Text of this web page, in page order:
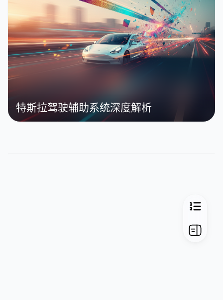
特斯拉驾驶辅助系统深度解析